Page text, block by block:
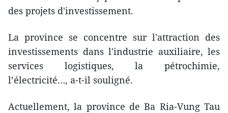
des projets d'investissement.
La province se concentre sur l'attraction des
investissements dans l'industrie auxiliaire, les
services logistiques, la pétrochimie,
l’électricité…, a-t-il souligné.
Actuellement, la province de Ba Ria-Vung Tau